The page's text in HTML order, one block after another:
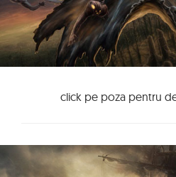
click pe poza pentru